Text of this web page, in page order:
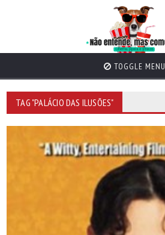
TOGGLE MENU
TAG "PALÁCIO DAS ILUSÕES"